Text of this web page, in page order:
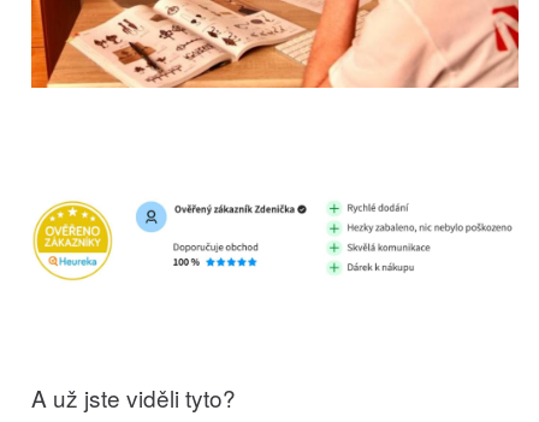
A už jste viděli tyto?